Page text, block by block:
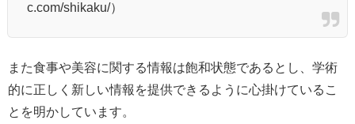
c.com/shikaku/）
また食事や美容に関する情報は飽和状態であるとし、学術
的に正しく新しい情報を提供できるように心掛けているこ
とを明かしています。